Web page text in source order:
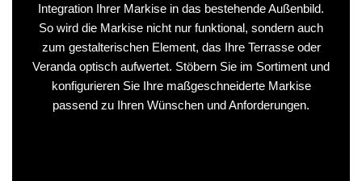
Integration Ihrer Markise in das bestehende Außenbild.
So wird die Markise nicht nur funktional, sondern auch
zum gestalterischen Element, das Ihre Terrasse oder
Veranda optisch aufwertet. Stöbern Sie im Sortiment und
konfigurieren Sie Ihre maßgeschneiderte Markise
passend zu Ihren Wünschen und Anforderungen.